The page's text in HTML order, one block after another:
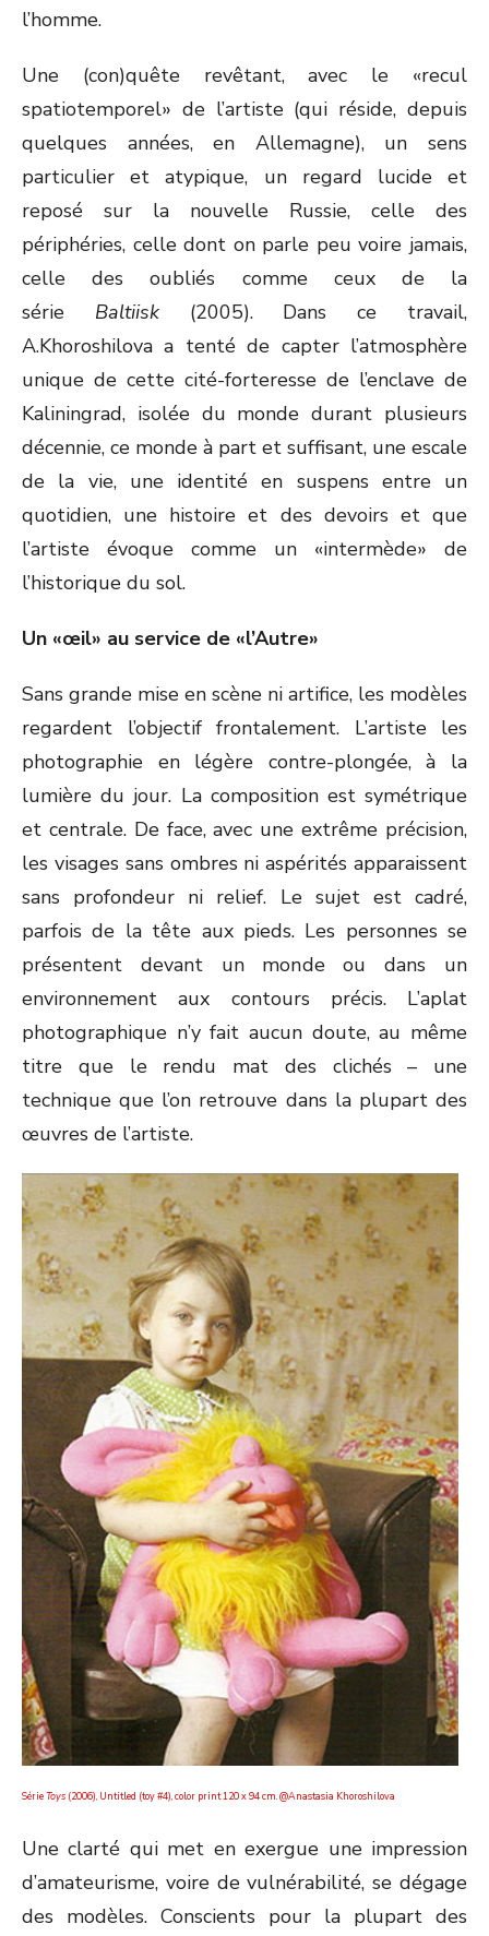
l’homme.
Une (con)quête revêtant, avec le «recul
spatiotemporel» de l’artiste (qui réside, depuis
quelques années, en Allemagne), un sens
particulier et atypique, un regard lucide et
reposé sur la nouvelle Russie, celle des
périphéries, celle dont on parle peu voire jamais,
celle des oubliés comme ceux de la
série Baltiisk(2005). Dans ce travail,
A.Khoroshilova a tenté de capter l’atmosphère
unique de cette cité-forteresse de l’enclave de
Kaliningrad, isolée du monde durant plusieurs
décennie, ce monde à part et suffisant, une escale
de la vie, une identité en suspens entre un
quotidien, une histoire et des devoirs et que
l’artiste évoque comme un «intermède» de
l’historique du sol.
Un «œil» au service de «l’Autre»
Sans grande mise en scène ni artifice, les modèles
regardent l’objectif frontalement. L’artiste les
photographie en légère contre-plongée, à la
lumière du jour. La composition est symétrique
et centrale. De face, avec une extrême précision,
les visages sans ombres ni aspérités apparaissent
sans profondeur ni relief. Le sujet est cadré,
parfois de la tête aux pieds. Les personnes se
présentent devant un monde ou dans un
environnement aux contours précis. L’aplat
photographique n’y fait aucun doute, au même
titre que le rendu mat des clichés – une
technique que l’on retrouve dans la plupart des
œuvres de l’artiste.
SérieToys (2006), Untitled (toy #4), color print 120 x 94 cm. @Anastasia Khoroshilova
Une clarté qui met en exergue une impression
d’amateurisme, voire de vulnérabilité, se dégage
des modèles. Conscients pour la plupart des